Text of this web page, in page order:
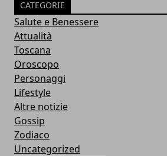
CATEGORIE
Salute e Benessere
Attualità
Toscana
Oroscopo
Personaggi
Lifestyle
Altre notizie
Gossip
Zodiaco
Uncategorized